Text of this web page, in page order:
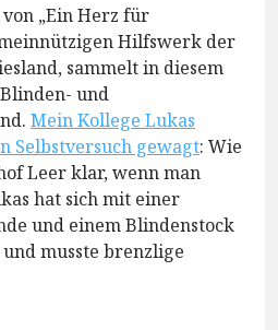
„Ein Herz für
Hilfswerk der
sammelt in diesem
und
Mein Kollege Lukas
Selbstversuch gewagt: Wie
Leer klar, wenn man
hat sich mit einer
und einem Blindenstock
musste brenzlige